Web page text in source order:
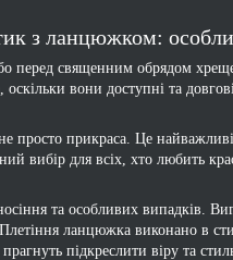
з ланцюжком:
перед священним обрядом
оскільки вони доступні та
прикраса. Це
вибір для всіх, хто любить
та особливих випадків.
ланцюжка виконано в
підкреслити віру та